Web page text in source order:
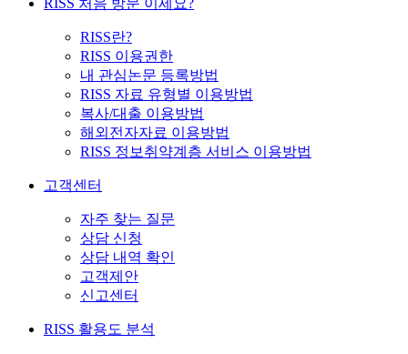
RISS 처음 방문 이세요?
RISS란?
RISS 이용권한
내 관심논문 등록방법
RISS 자료 유형별 이용방법
복사/대출 이용방법
해외전자자료 이용방법
RISS 정보취약계층 서비스 이용방법
고객센터
자주 찾는 질문
상담 신청
상담 내역 확인
고객제안
신고센터
RISS 활용도 분석